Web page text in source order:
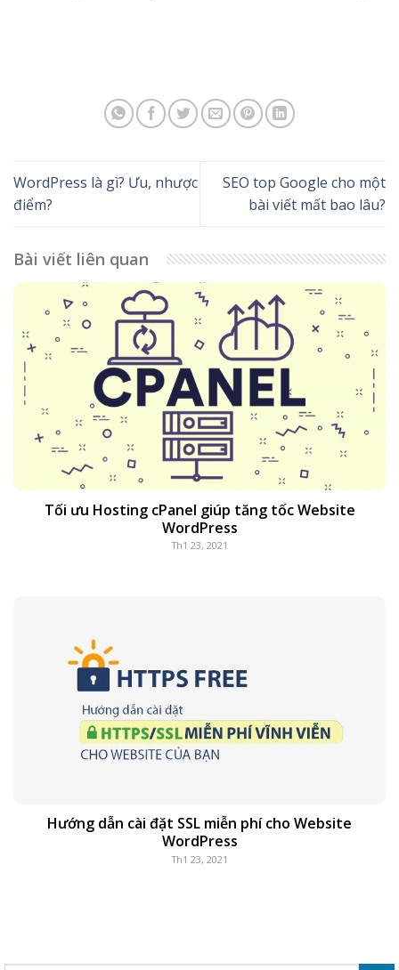
WordPress là gì? Ưu, nhược
điểm?
SEO top Google cho một
bài viết mất bao lâu?
Bài viết liên quan
Tối ưu Hosting cPanel giúp tăng tốc Website
WordPress
Th1 23, 2021
Hướng dẫn cài đặt SSL miễn phí cho Website
WordPress
Th1 23, 2021